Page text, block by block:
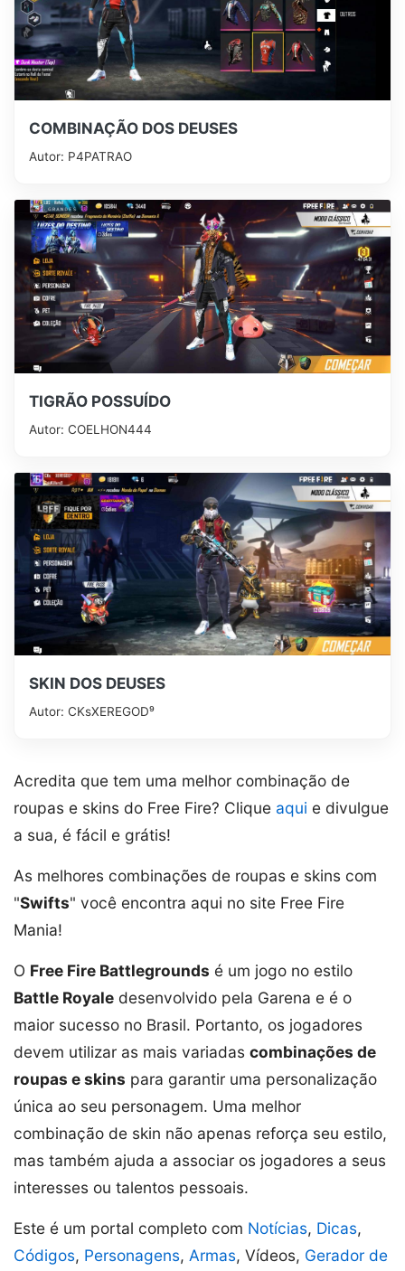
COMBINAÇÃO DOS DEUSES
Autor: P4ㅤPATRAO
TIGRÃO POSSUÍDO
Autor: COELHON444
SKIN DOS DEUSES
Autor: CKsㅤXEREGOD⁹
Acredita que tem uma melhor combinação de
roupas e skins do Free Fire? Clique aqui e divulgue
a sua, é fácil e grátis!
As melhores combinações de roupas e skins com
"Swifts" você encontra aqui no site Free Fire
Mania!
O Free Fire Battlegrounds é um jogo no estilo
Battle Royale desenvolvido pela Garena e é o
maior sucesso no Brasil. Portanto, os jogadores
devem utilizar as mais variadas combinações de
roupas e skins para garantir uma personalização
única ao seu personagem. Uma melhor
combinação de skin não apenas reforça seu estilo,
mas também ajuda a associar os jogadores a seus
interesses ou talentos pessoais.
Este é um portal completo com Notícias, Dicas,
Códigos, Personagens, Armas, Vídeos, Gerador de